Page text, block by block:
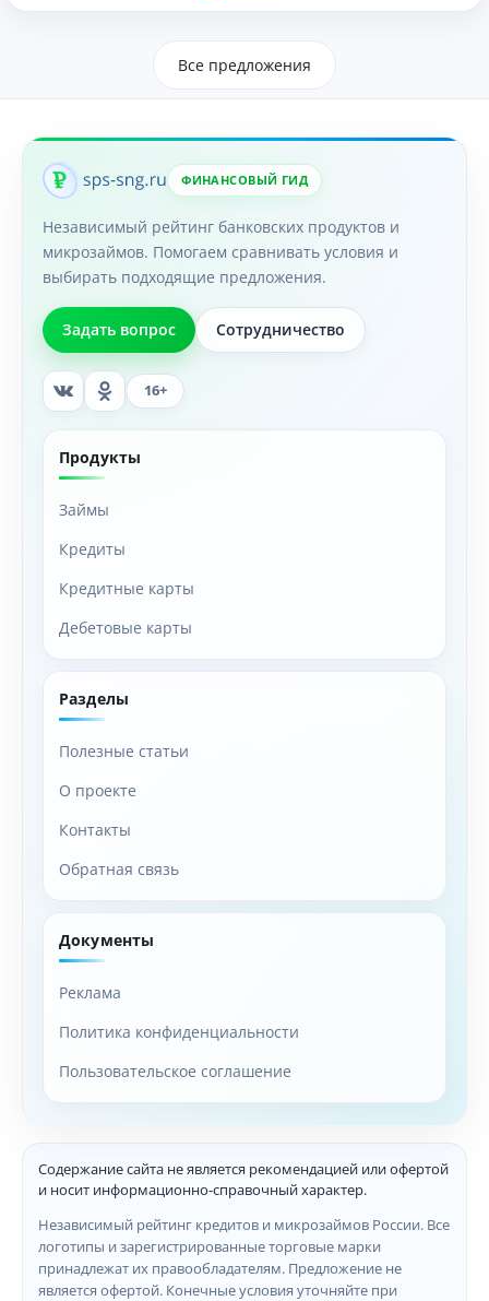
Все предложения
ФИНАНСОВЫЙ ГИД
Независимый рейтинг банковских продуктов и
микрозаймов. Помогаем сравнивать условия и
выбирать подходящие предложения.
Задать вопрос Сотрудничество
16+
Продукты
Займы
Кредиты
Кредитные карты
Дебетовые карты
Разделы
Полезные статьи
О проекте
Контакты
Обратная связь
Документы
Реклама
Политика конфиденциальности
Пользовательское соглашение
Содержание сайта не является рекомендацией или офертой
и носит информационно-справочный характер.
Независимый рейтинг кредитов и микрозаймов России. Все
логотипы и зарегистрированные торговые марки
принадлежат их правообладателям. Предложение не
является офертой. Конечные условия уточняйте при